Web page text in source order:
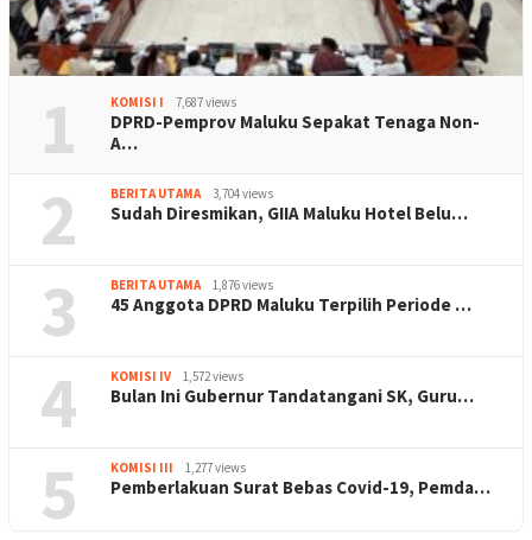
1 KOMISI I 7,687 views
DPRD-Pemprov Maluku Sepakat Tenaga Non-
A…
2 BERITA UTAMA 3,704 views
Sudah Diresmikan, GIIA Maluku Hotel Belu…
3 BERITA UTAMA 1,876 views
45 Anggota DPRD Maluku Terpilih Periode …
4 KOMISI IV 1,572 views
Bulan Ini Gubernur Tandatangani SK, Guru…
5 KOMISI III 1,277 views
Pemberlakuan Surat Bebas Covid-19, Pemda…